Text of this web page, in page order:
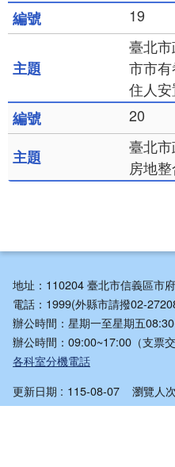
19
臺北
市市
住人
20
臺北
房地
地址：110204 臺北市信義區市
電話：1999(外縣市請撥02-
辦公時間：星期一至星期五
辦公時間：09:00~17:00（支票
各科室分機電話
更新日期
115-08-07 瀏覽人次